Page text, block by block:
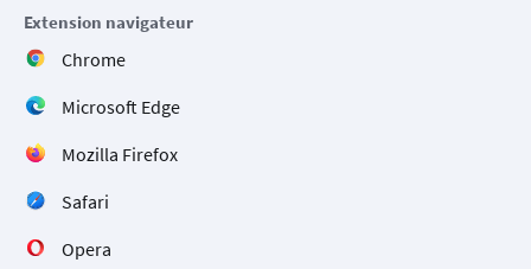
Extension navigateur
Chrome
Microsoft Edge
Mozilla Firefox
Safari
Opera